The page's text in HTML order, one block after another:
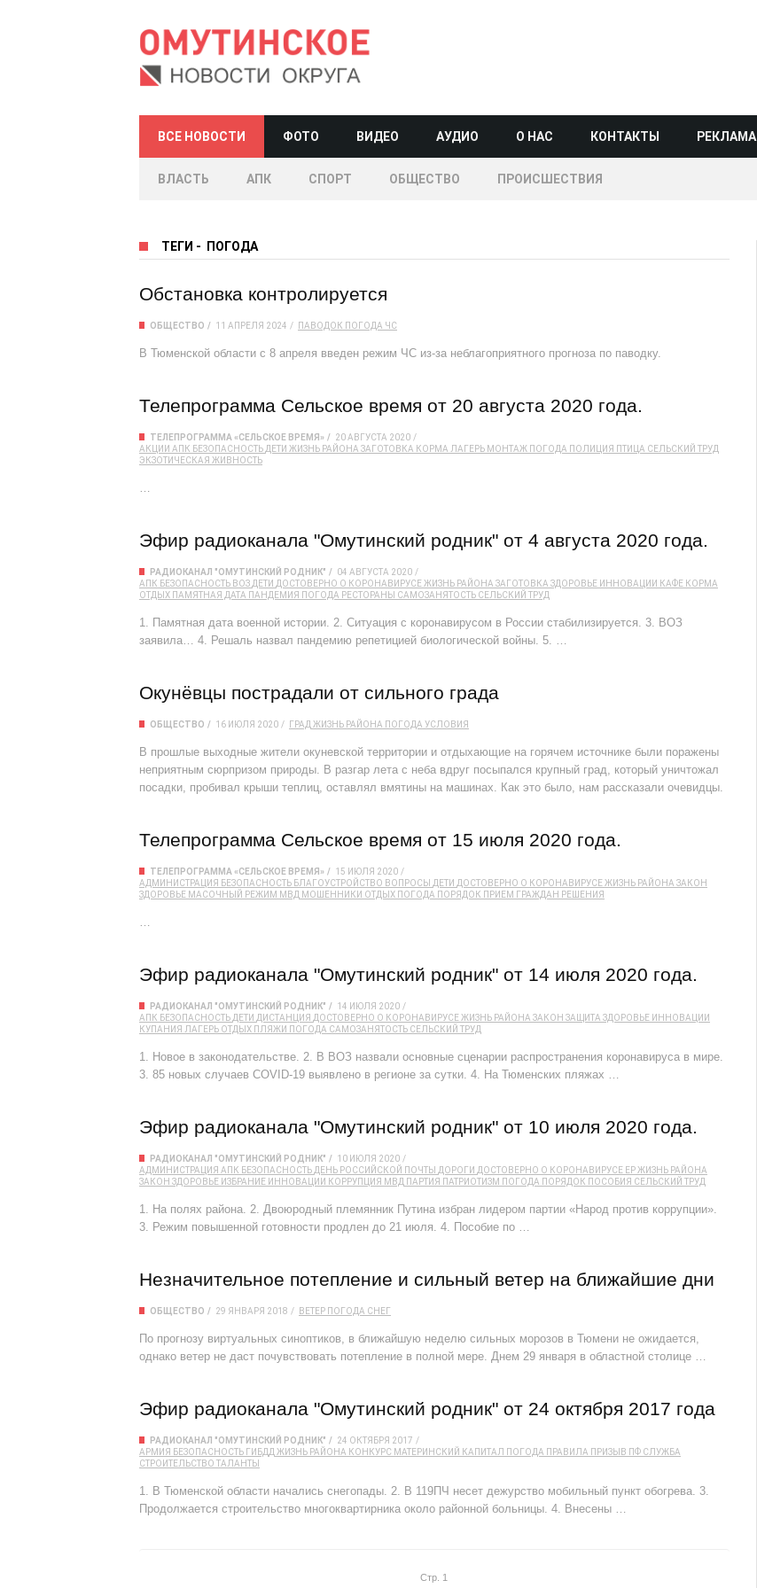
ВСЕ НОВОСТИ ФОТО ВИДЕО АУДИО О НАС КОНТАКТЫ РЕКЛАМА
ВЛАСТЬ АПК СПОРТ ОБЩЕСТВО ПРОИСШЕСТВИЯ
ТЕГИ - ПОГОДА
Обстановка контролируется
ОБЩЕСТВО 11 АПРЕЛЯ 2024 ПАВОДОК ПОГОДА ЧС
В Тюменской области с 8 апреля введен режим ЧС из-за неблагоприятного прогноза по паводку.
Телепрограмма Сельское время от 20 августа 2020 года.
ТЕЛЕПРОГРАММА «СЕЛЬСКОЕ ВРЕМЯ»
20 АВГУСТА 2020
АКЦИИ АПК БЕЗОПАСНОСТЬ ДЕТИ ЖИЗНЬ РАЙОНА ЗАГОТОВКА КОРМА ЛАГЕРЬ МОНТАЖ ПОГОДА ПОЛИЦИЯ ПТИЦА СЕЛЬСКИЙ ТРУД
ЭКЗОТИЧЕСКАЯ ЖИВНОСТЬ
…
Эфир радиоканала "Омутинский родник" от 4 августа 2020 года.
РАДИОКАНАЛ "ОМУТИНСКИЙ РОДНИК"
04 АВГУСТА 2020
АПК БЕЗОПАСНОСТЬ ВОЗ ДЕТИ ДОСТОВЕРНО О КОРОНАВИРУСЕЖИЗНЬ РАЙОНА ЗАГОТОВКА ЗДОРОВЬЕ ИННОВАЦИИ КАФЕ КОРМА
ОТДЫХ ПАМЯТНАЯ ДАТА ПАНДЕМИЯ ПОГОДА РЕСТОРАНЫ САМОЗАНЯТОСТЬ СЕЛЬСКИЙ ТРУД
1. Памятная дата военной истории. 2. Ситуация с коронавирусом в России стабилизируется. 3. ВОЗ
заявила… 4. Решаль назвал пандемию репетицией биологической войны. 5. …
Окунёвцы пострадали от сильного града
ОБЩЕСТВО 16 ИЮЛЯ 2020 ГРАД ЖИЗНЬ РАЙОНА ПОГОДА УСЛОВИЯ
В прошлые выходные жители окуневской территории и отдыхающие на горячем источнике были поражены
неприятным сюрпризом природы. В разгар лета с неба вдруг посыпался крупный град, который уничтожал
посадки, пробивал крыши теплиц, оставлял вмятины на машинах. Как это было, нам рассказали очевидцы.
Телепрограмма Сельское время от 15 июля 2020 года.
ТЕЛЕПРОГРАММА «СЕЛЬСКОЕ ВРЕМЯ»
15 ИЮЛЯ 2020
АДМИНИСТРАЦИЯ БЕЗОПАСНОСТЬ БЛАГОУСТРОЙСТВО ВОПРОСЫ ДЕТИ ДОСТОВЕРНО О КОРОНАВИРУСЕЖИЗНЬ РАЙОНА ЗАКОН
ЗДОРОВЬЕ МАСОЧНЫЙ РЕЖИМ МВД МОШЕННИКИ ОТДЫХ ПОГОДА ПОРЯДОК ПРИЕМ ГРАЖДАН РЕШЕНИЯ
…
Эфир радиоканала "Омутинский родник" от 14 июля 2020 года.
РАДИОКАНАЛ "ОМУТИНСКИЙ РОДНИК"
14 ИЮЛЯ 2020
АПК БЕЗОПАСНОСТЬ ДЕТИ ДИСТАНЦИЯ ДОСТОВЕРНО О КОРОНАВИРУСЕЖИЗНЬ РАЙОНА ЗАКОН ЗАЩИТА ЗДОРОВЬЕ ИННОВАЦИИ
КУПАНИЯ ЛАГЕРЬ ОТДЫХ ПЛЯЖИ ПОГОДА САМОЗАНЯТОСТЬ СЕЛЬСКИЙ ТРУД
1. Новое в законодательстве. 2. В ВОЗ назвали основные сценарии распространения коронавируса в мире.
3. 85 новых случаев COVID-19 выявлено в регионе за сутки. 4. На Тюменских пляжах …
Эфир радиоканала "Омутинский родник" от 10 июля 2020 года.
РАДИОКАНАЛ "ОМУТИНСКИЙ РОДНИК"
10 ИЮЛЯ 2020
АДМИНИСТРАЦИЯ АПК БЕЗОПАСНОСТЬ ДЕНЬ РОССИЙСКОЙ ПОЧТЫ ДОРОГИ ДОСТОВЕРНО О КОРОНАВИРУСЕ ЕРЖИЗНЬ РАЙОНА
ЗАКОН ЗДОРОВЬЕ ИЗБРАНИЕ ИННОВАЦИИ КОРРУПЦИЯ МВД ПАРТИЯ ПАТРИОТИЗМ ПОГОДА ПОРЯДОК ПОСОБИЯ СЕЛЬСКИЙ ТРУД
1. На полях района. 2. Двоюродный племянник Путина избран лидером партии «Народ против коррупции».
3. Режим повышенной готовности продлен до 21 июля. 4. Пособие по …
Незначительное потепление и сильный ветер на ближайшие дни
ОБЩЕСТВО 29 ЯНВАРЯ 2018 ВЕТЕР ПОГОДА СНЕГ
По прогнозу виртуальных синоптиков, в ближайшую неделю сильных морозов в Тюмени не ожидается,
однако ветер не даст почувствовать потепление в полной мере. Днем 29 января в областной столице …
Эфир радиоканала "Омутинский родник" от 24 октября 2017 года
РАДИОКАНАЛ "ОМУТИНСКИЙ РОДНИК"
24 ОКТЯБРЯ 2017
АРМИЯ БЕЗОПАСНОСТЬ ГИБДД ЖИЗНЬ РАЙОНА КОНКУРС МАТЕРИНСКИЙ КАПИТАЛ ПОГОДА ПРАВИЛА ПРИЗЫВ ПФ СЛУЖБА
СТРОИТЕЛЬСТВО ТАЛАНТЫ
1. В Тюменской области начались снегопады. 2. В 119ПЧ несет дежурство мобильный пункт обогрева. 3.
Продолжается строительство многоквартирника около районной больницы. 4. Внесены …
Стр. 1